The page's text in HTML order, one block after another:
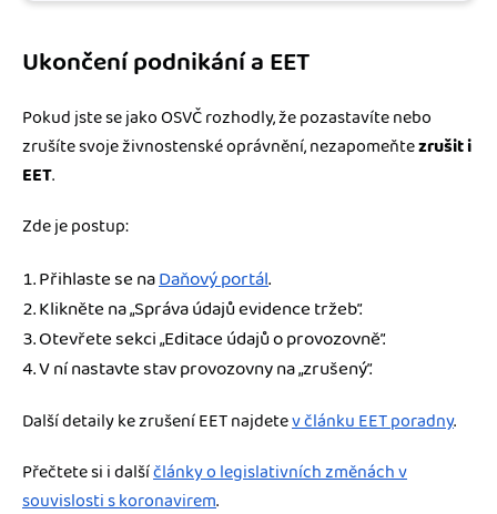
Ukončení podnikání a EET
Pokud jste se jako OSVČ rozhodly, že pozastavíte nebo
zrušíte svoje živnostenské oprávnění, nezapomeňtezrušit i
EET.
Zde je postup:
Přihlaste se naDaňový portál.
Klikněte na „Správa údajů evidence tržeb”.
Otevřete sekci „Editace údajů o provozovně”.
V ní nastavte stav provozovny na „zrušený”.
Další detaily ke zrušení EET najdetev článku EET poradny.
Přečtete si i dalšíčlánky o legislativních změnách v
souvislosti s koronavirem.